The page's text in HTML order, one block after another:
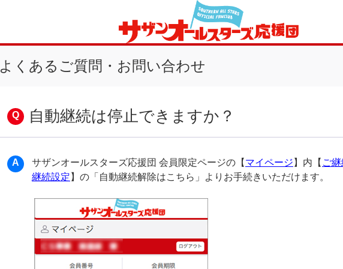
よくあるご質問・お問い合わせ
自動継続は停止できますか？
サザンオールスターズ応援団 会員限定ページの【 マイページ 】内【 ご
継続設定 】の「自動継続解除はこちら」よりお手続きいただけます。